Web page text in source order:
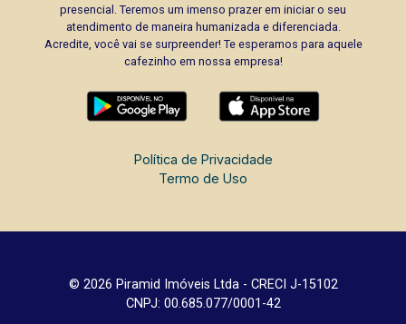
presencial. Teremos um imenso prazer em iniciar o seu
atendimento de maneira humanizada e diferenciada.
Acredite, você vai se surpreender! Te esperamos para aquele
cafezinho em nossa empresa!
Política de Privacidade
Termo de Uso
© 2026 Piramid Imóveis Ltda - CRECI J-15102
CNPJ: 00.685.077/0001-42